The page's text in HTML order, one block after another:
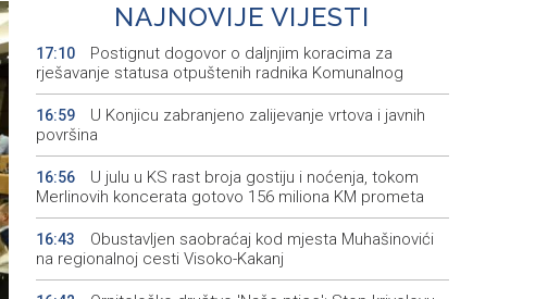
NAJNOVIJE VIJESTI
17:10
Postignut dogovor o daljnjim koracima za
rješavanje statusa otpuštenih radnika Komunalnog
16:59
U Konjicu zabranjeno zalijevanje vrtova i javnih
površina
16:56
U julu u KS rast broja gostiju i noćenja, tokom
Merlinovih koncerata gotovo 156 miliona KM prometa
16:43
Obustavljen saobraćaj kod mjesta Muhašinovići
na regionalnoj cesti Visoko-Kakanj